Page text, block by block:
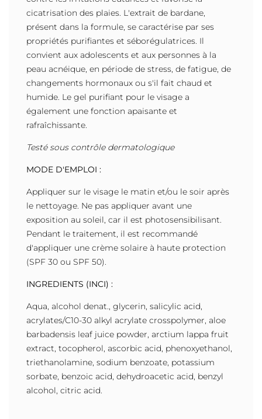
cicatrisation des plaies. L'extrait de bardane,
présent dans la formule, se caractérise par ses
propriétés purifiantes et séborégulatrices. Il
convient aux adolescents et aux personnes à la
peau acnéique, en période de stress, de fatigue, de
changements hormonaux ou s'il fait chaud et
humide. Le gel purifiant pour le visage a
également une fonction apaisante et
rafraîchissante.
Testé sous contrôle dermatologique
MODE D'EMPLOI :
Appliquer sur le visage le matin et/ou le soir après
le nettoyage. Ne pas appliquer avant une
exposition au soleil, car il est photosensibilisant.
Pendant le traitement, il est recommandé
d'appliquer une crème solaire à haute protection
(SPF 30 ou SPF 50).
INGREDIENTS (INCI) :
Aqua, alcohol denat., glycerin, salicylic acid,
acrylates/C10-30 alkyl acrylate crosspolymer, aloe
barbadensis leaf juice powder, arctium lappa fruit
extract, tocopherol, ascorbic acid, phenoxyethanol,
triethanolamine, sodium benzoate, potassium
sorbate, benzoic acid, dehydroacetic acid, benzyl
alcohol, citric acid.